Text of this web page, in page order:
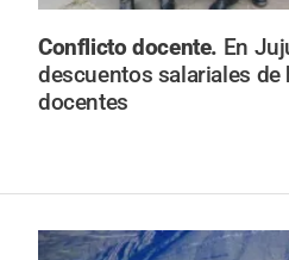
Conflicto docente. En
descuentos salariales
docentes